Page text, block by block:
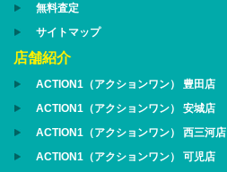
無料査定
サイトマップ
店舗紹介
ACTION1（アクションワン） 豊田店
ACTION1（アクションワン） 安城店
ACTION1（アクションワン） 西三河店
ACTION1（アクションワン） 可児店